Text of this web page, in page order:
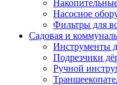
Насосное
Фильтры для
Садовая и
Инструменты
Подрезчики
Ручной